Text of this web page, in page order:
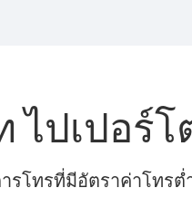
ไปเปอร์โ
รโทรที่มีอัตราค่าโทร